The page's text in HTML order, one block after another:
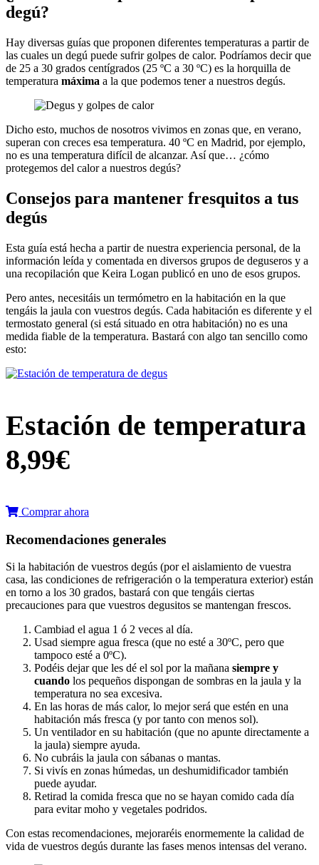
degú?
Hay diversas guías que proponen diferentes temperaturas a partir de
las cuales un degú puede sufrir golpes de calor. Podríamos decir que
de 25 a 30 grados centígrados (25 ºC a 30 ºC) es la horquilla de
temperatura máxima a la que podemos tener a nuestros degús.
Dicho esto, muchos de nosotros vivimos en zonas que, en verano,
superan con creces esa temperatura. 40 ºC en Madrid, por ejemplo,
no es una temperatura difícil de alcanzar. Así que… ¿cómo
protegemos del calor a nuestros degús?
Consejos para mantener fresquitos a tus
degús
Esta guía está hecha a partir de nuestra experiencia personal, de la
información leída y comentada en diversos grupos de deguseros y a
una recopilación que Keira Logan publicó en uno de esos grupos.
Pero antes, necesitáis un termómetro en la habitación en la que
tengáis la jaula con vuestros degús. Cada habitación es diferente y el
termostato general (si está situado en otra habitación) no es una
medida fiable de la temperatura. Bastará con algo tan sencillo como
esto:
Estación de temperatura
8,99€
Comprar ahora
Recomendaciones generales
Si la habitación de vuestros degús (por el aislamiento de vuestra
casa, las condiciones de refrigeración o la temperatura exterior) están
en torno a los 30 grados, bastará con que tengáis ciertas
precauciones para que vuestros degusitos se mantengan frescos.
Cambiad el agua 1 ó 2 veces al día.
Usad siempre agua fresca (que no esté a 30ºC, pero que
tampoco esté a 0ºC).
Podéis dejar que les dé el sol por la mañana siempre y
cuando los pequeños dispongan de sombras en la jaula y la
temperatura no sea excesiva.
En las horas de más calor, lo mejor será que estén en una
habitación más fresca (y por tanto con menos sol).
Un ventilador en su habitación (que no apunte directamente a
la jaula) siempre ayuda.
No cubráis la jaula con sábanas o mantas.
Si vivís en zonas húmedas, un deshumidificador también
puede ayudar.
Retirad la comida fresca que no se hayan comido cada día
para evitar moho y vegetales podridos.
Con estas recomendaciones, mejoraréis enormemente la calidad de
vida de vuestros degús durante las fases menos intensas del verano.